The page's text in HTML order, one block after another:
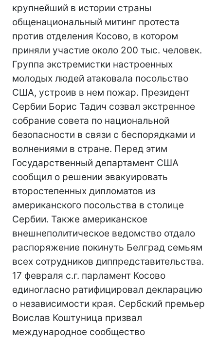
крупнейший в истории страны
общенациональный митинг протеста
против отделения Косово, в котором
приняли участие около 200 тыс. человек.
Группа экстремистки настроенных
молодых людей атаковала посольство
США, устроив в нем пожар. Президент
Сербии Борис Тадич созвал экстренное
собрание совета по национальной
безопасности в связи с беспорядками и
волнениями в стране. Перед этим
Государственный департамент США
сообщил о решении эвакуировать
второстепенных дипломатов из
американского посольства в столице
Сербии. Также американское
внешнеполитическое ведомство отдало
распоряжение покинуть Белград семьям
всех сотрудников диппредставительства.
17 февраля с.г. парламент Косово
единогласно ратифицировал декларацию
о независимости края. Сербский премьер
Воислав Коштуница призвал
международное сообщество